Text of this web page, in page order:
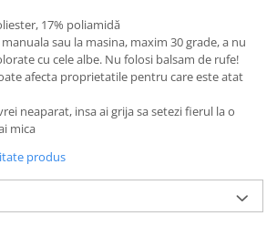
17% poliamidă
sau la masina, maxim 30 grade, a nu
cu cele albe. Nu folosi balsam de rufe!
afecta proprietatile pentru care este atat
neaparat, insa ai grija sa setezi fierul la o
mica
produs